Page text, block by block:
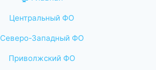
Центральный ФО
Северо-Западный ФО
Приволжский ФО